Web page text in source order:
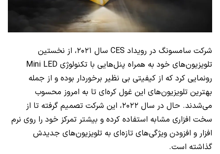
شرکت سامسونگ در رویداد CES
سال ۲۰۲۱، از نخستین
تلویزیون‌های خود به همراه پنل‌هایی با تکنولوژی Mini LED
رونمایی کرد که از کیفیتی بی نظیر برخوردار بوده و از جمله
بهترین تلویزیون‌های این غول کره‌ای تا به امروز محسوب
می‌شدند. حال در سال ۲۰۲۲، این شرکت تصمیم گرفته تا از
سخت افزاری مشابه استفاده کرده و بیشتر تمرکز خود را روی نرم
افزار و افزودن ویژگی‌های تازه‌ای به تلویزیون‌های جدیدش
گذاشته است.